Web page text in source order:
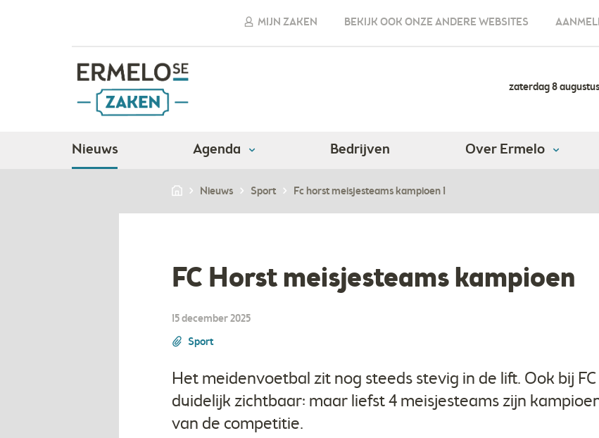
MIJN ZAKEN BEKIJK OOK ONZE ANDERE WEBSITES
zaterdag 8
Nieuws Agenda Bedrijven Over Ermelo
Nieuws Sport Fc horst meisjesteams kampioen 1
FC Horst meisjesteams kampioen
15 december 2025
Sport
Het meidenvoetbal zit nog steeds stevig in de lift. Ook bij
duidelijk zichtbaar: maar liefst 4 meisjesteams zijn
van de competitie.